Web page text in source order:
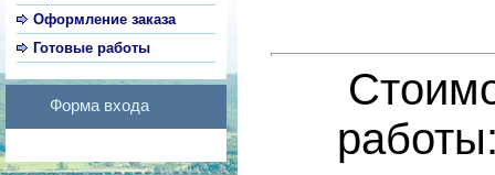
Оформление заказа
Готовые работы
Форма входа